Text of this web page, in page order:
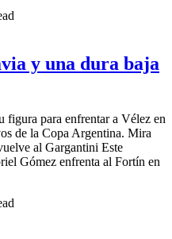
y una dura baja
figura para enfrentar a Vélez en
de la Copa Argentina. Mira
al Gargantini Este
Gómez enfrenta al Fortín en